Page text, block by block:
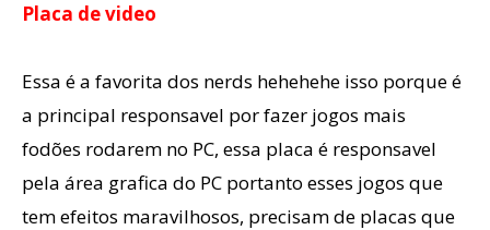
Placa de video
Essa é a favorita dos nerds hehehehe isso porque é
a principal responsavel por fazer jogos mais
fodões rodarem no PC, essa placa é responsavel
pela área grafica do PC portanto esses jogos que
tem efeitos maravilhosos, precisam de placas que